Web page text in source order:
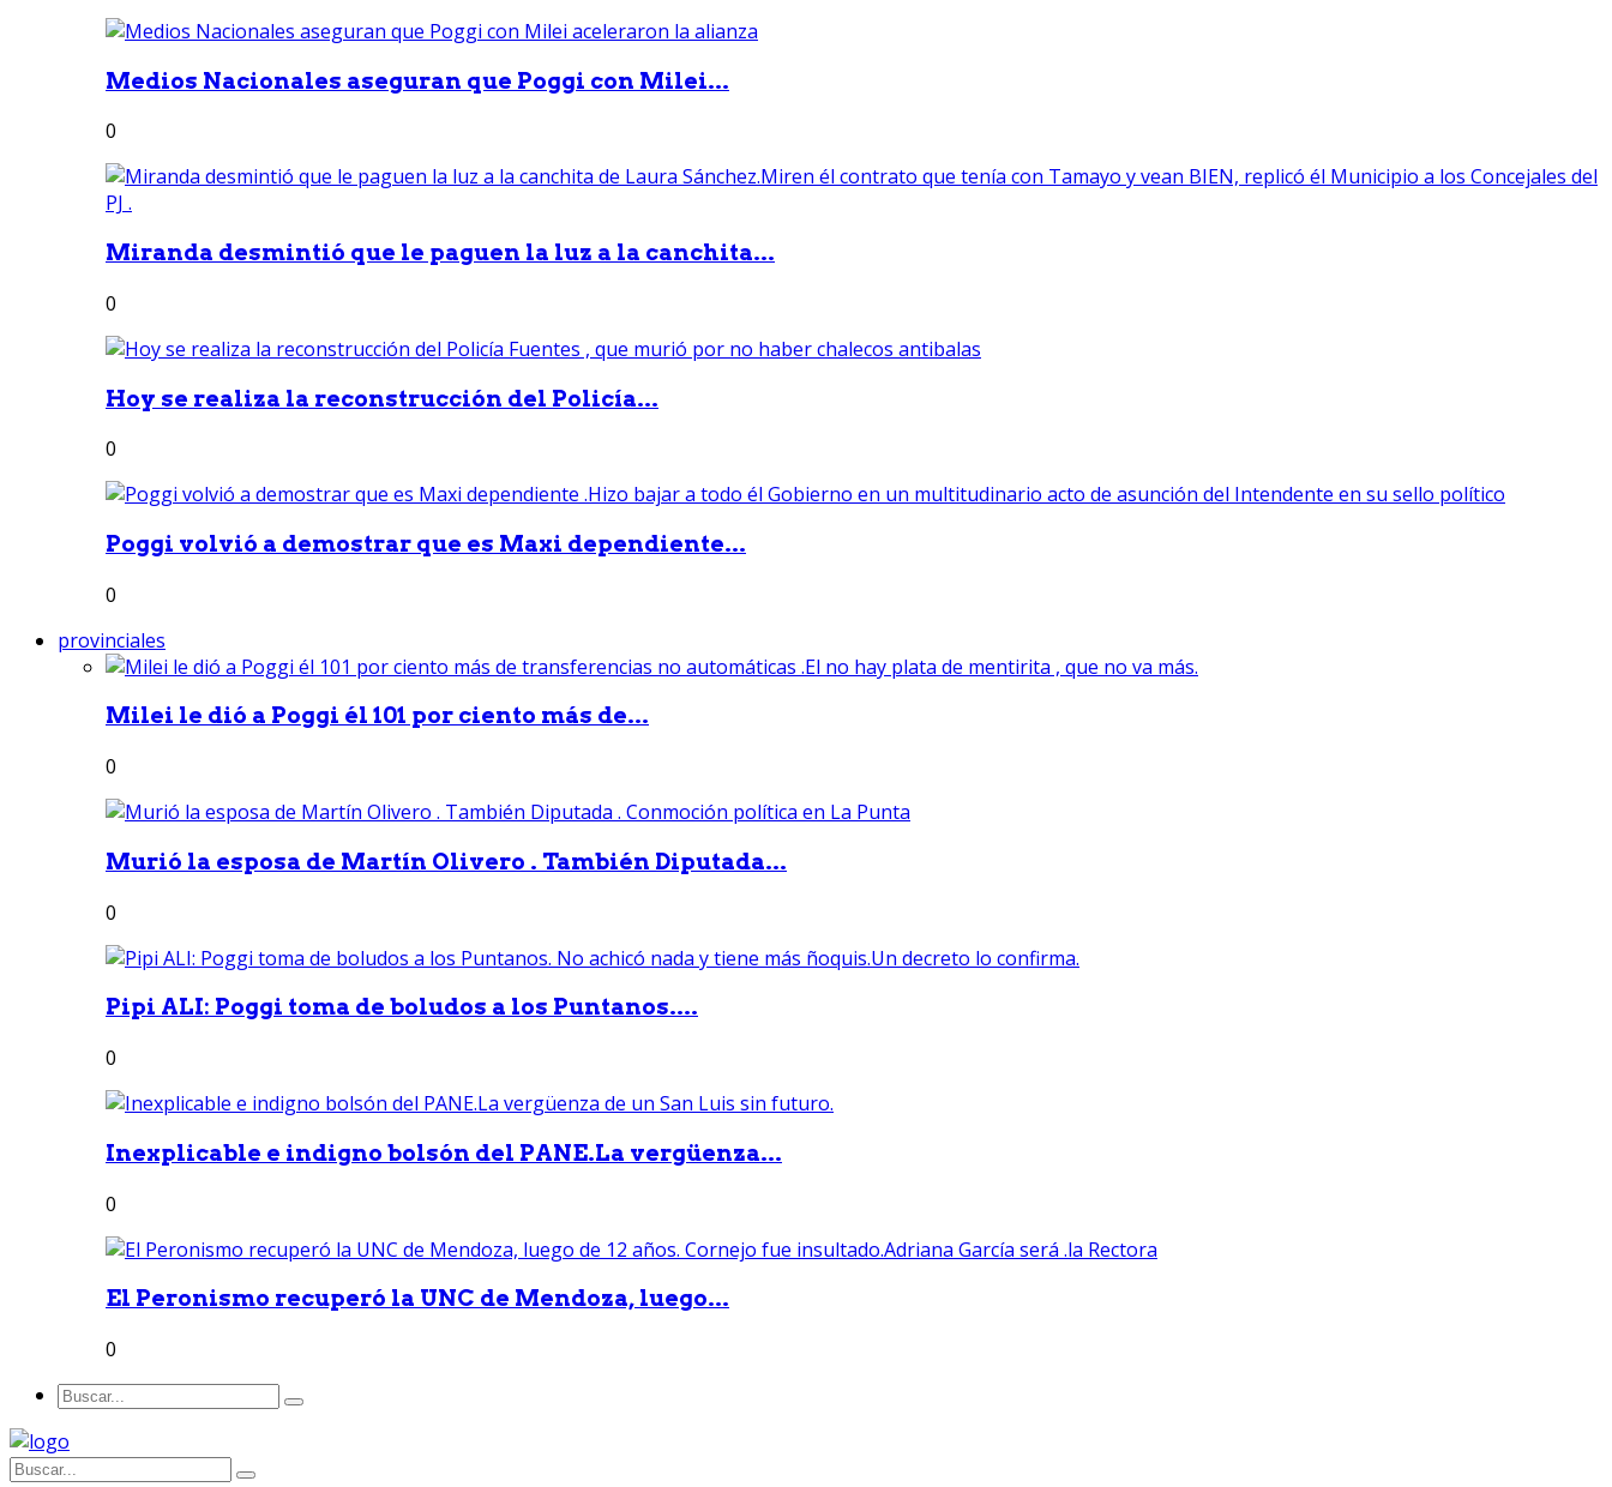
Medios Nacionales aseguran que Poggi con Milei...
0
Miranda desmintió que le paguen la luz a la canchita...
0
Hoy se realiza la reconstrucción del Policía...
0
Poggi volvió a demostrar que es Maxi dependiente...
0
provinciales
Milei le dió a Poggi él 101 por ciento más de...
0
Murió la esposa de Martín Olivero . También Diputada...
0
Pipi ALI: Poggi toma de boludos a los Puntanos....
0
Inexplicable e indigno bolsón del PANE.La vergüenza...
0
El Peronismo recuperó la UNC de Mendoza, luego...
0